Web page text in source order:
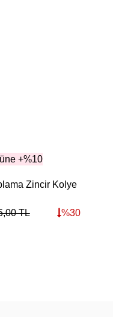
+%10
Zincir Kolye
TL %30